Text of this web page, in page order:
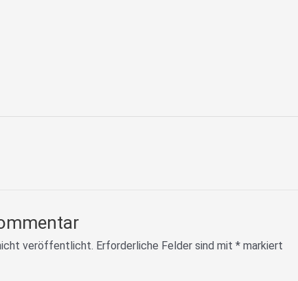
veröffentlicht. Erforderliche Felder sind mit * markiert